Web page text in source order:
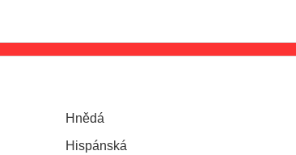
Hnědá
Hispánská